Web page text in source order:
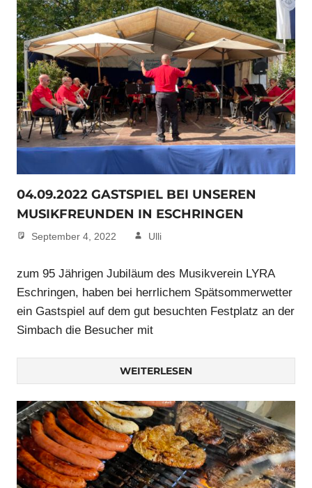
04.09.2022 GASTSPIEL BEI UNSEREN
MUSIKFREUNDEN IN ESCHRINGEN
September 4, 2022 Ulli
zum 95 Jährigen Jubiläum des Musikverein LYRA
Eschringen, haben bei herrlichem Spätsommerwetter
ein Gastspiel auf dem gut besuchten Festplatz an der
Simbach die Besucher mit
WEITERLESEN